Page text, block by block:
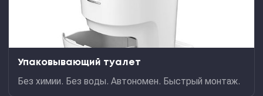
Упаковывающий туалет
Без химии. Без воды. Автономен. Быстрый монтаж.